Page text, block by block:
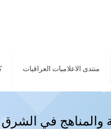
منتدى الاعلاميات العراقيات
والمناهج في الشرق